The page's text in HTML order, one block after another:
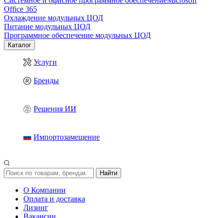
Office 365
Охлаждение модульных ЦОД
Питание модульных ЦОД
Программное обеспечение модульных ЦОД
Каталог
Услуги
Бренды
Решения ИИ
Импортозамещение
Найти
О Компании
Оплата и доставка
Лизинг
Вакансии